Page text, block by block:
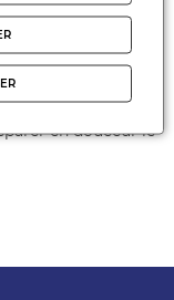
2025-
dans votre
en douceur le